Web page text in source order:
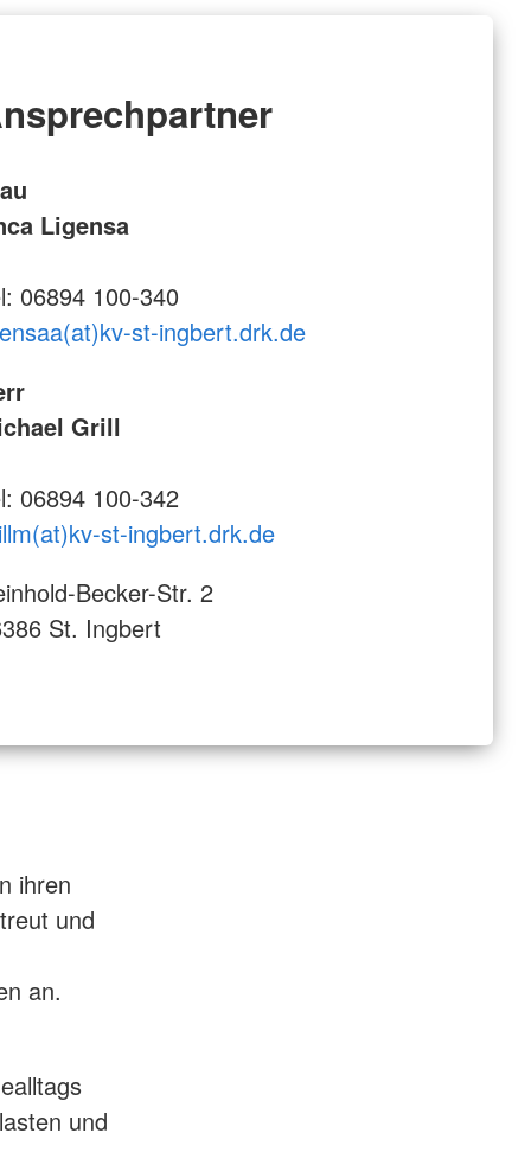
Ligensa
06894 100-340
st-ingbert.drk.de
Grill
06894 100-342
st-ingbert.drk.de
Becker-Str. 2
St. Ingbert
ihren
und
an.
und